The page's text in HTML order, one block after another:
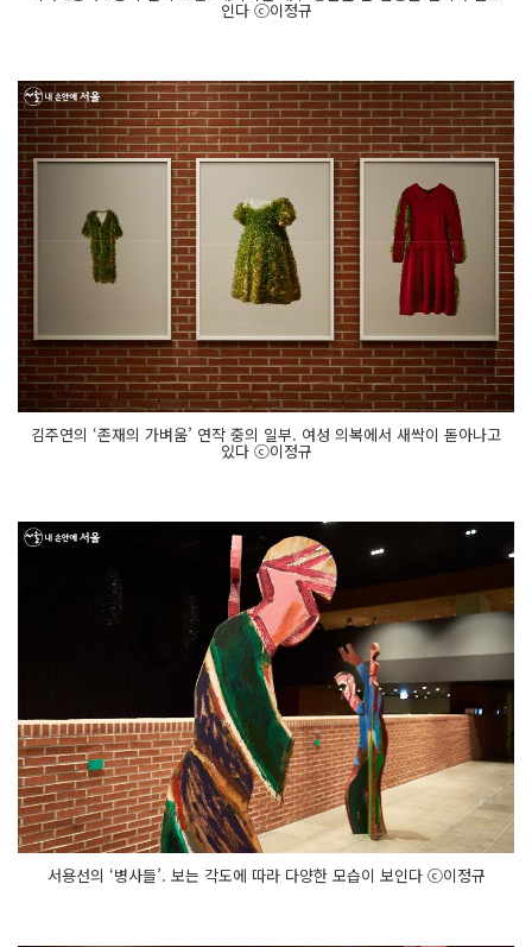
인다 ⓒ이정규
김주연의 ‘존재의 가벼움’ 연작 중의 일부. 여성 의복에서 새싹이 돋아나고
있다 ⓒ이정규
서용선의 ‘병사들’. 보는 각도에 따라 다양한 모습이 보인다 ⓒ이정규